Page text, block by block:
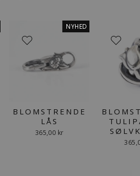
NYHED
BLOMSTRENDE
LÅS
365,00 kr